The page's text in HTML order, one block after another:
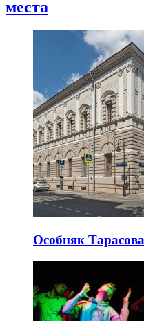
места
Особняк Тарасова